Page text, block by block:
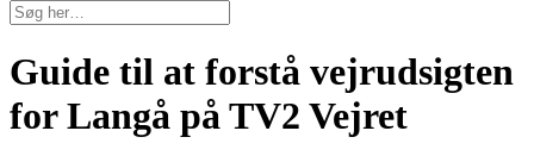
Guide til at forstå vejrudsigten
for Langå på TV2 Vejret